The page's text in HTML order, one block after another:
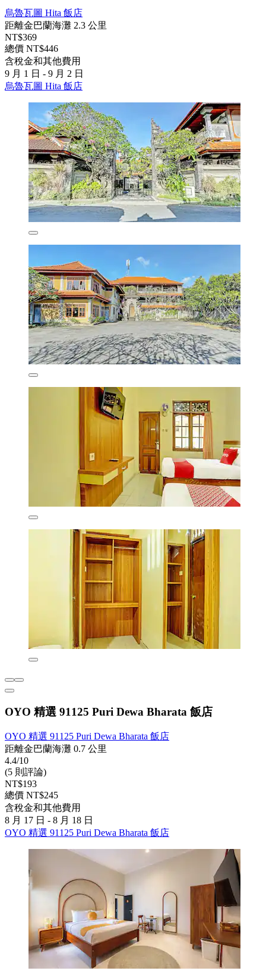
烏魯瓦圖 Hita 飯店
距離金巴蘭海灘 2.3 公里
NT$369
總價 NT$446
含稅金和其他費用
9 月 1 日 - 9 月 2 日
烏魯瓦圖 Hita 飯店
OYO 精選 91125 Puri Dewa Bharata 飯店
OYO 精選 91125 Puri Dewa Bharata 飯店
距離金巴蘭海灘 0.7 公里
4.4/10
(5 則評論)
NT$193
總價 NT$245
含稅金和其他費用
8 月 17 日 - 8 月 18 日
OYO 精選 91125 Puri Dewa Bharata 飯店